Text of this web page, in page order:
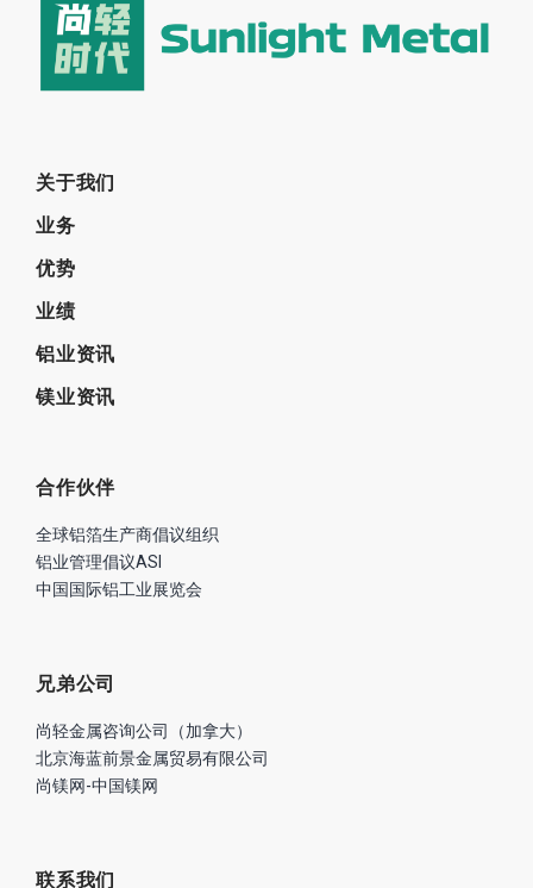
关于我们
业务
优势
业绩
铝业资讯
镁业资讯
合作伙伴
全球铝箔生产商倡议组织
铝业管理倡议ASI
中国国际铝工业展览会
兄弟公司
尚轻金属咨询公司（加拿大）
北京海蓝前景金属贸易有限公司
尚镁网-中国镁网
联系我们